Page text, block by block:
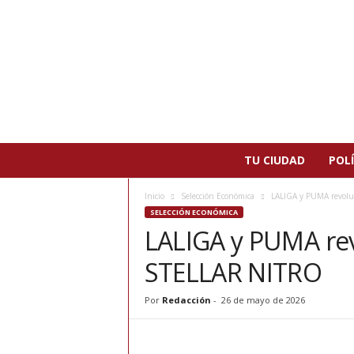
TU CIUDAD
Inicio Selección Económica LALIGA y PUMA
SELECCIÓN ECONÓMICA
LALIGA y PUMA
STELLAR NITRO
Por Redacción - 26 de mayo de 2026